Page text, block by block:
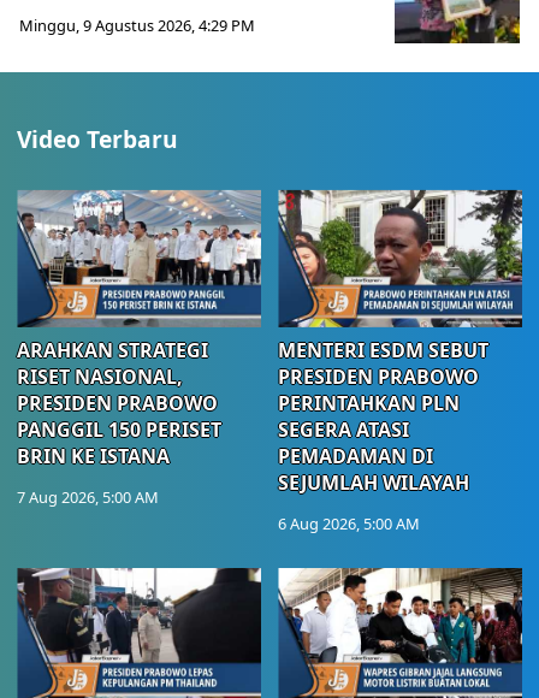
Minggu, 9 Agustus 2026, 4:29 PM
Video Terbaru
ARAHKAN STRATEGI
RISET NASIONAL,
PRESIDEN PRABOWO
PANGGIL 150 PERISET
BRIN KE ISTANA
7 Aug 2026, 5:00 AM
MENTERI ESDM SEBUT
PRESIDEN PRABOWO
PERINTAHKAN PLN
SEGERA ATASI
PEMADAMAN DI
SEJUMLAH WILAYAH
6 Aug 2026, 5:00 AM